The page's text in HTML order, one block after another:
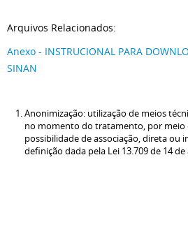
Arquivos Relacionados:
Anexo - INSTRUCIONAL PARA
SINAN
Anonimização: utilização de meios
no momento do tratamento, por meio
possibilidade de associação, direta ou
definição dada pela Lei 13.709 de 14